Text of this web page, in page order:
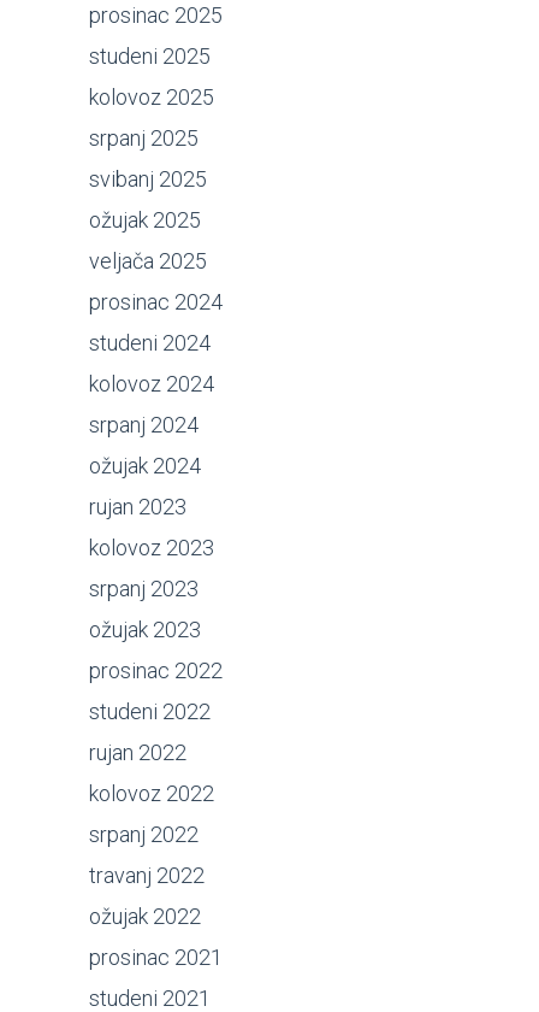
prosinac 2025
studeni 2025
kolovoz 2025
srpanj 2025
svibanj 2025
ožujak 2025
veljača 2025
prosinac 2024
studeni 2024
kolovoz 2024
srpanj 2024
ožujak 2024
rujan 2023
kolovoz 2023
srpanj 2023
ožujak 2023
prosinac 2022
studeni 2022
rujan 2022
kolovoz 2022
srpanj 2022
travanj 2022
ožujak 2022
prosinac 2021
studeni 2021